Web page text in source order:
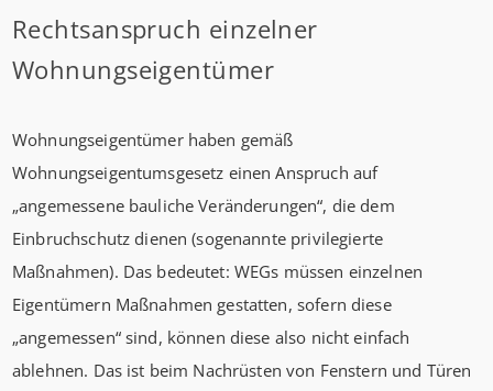
Rechtsanspruch einzelner
Wohnungseigentümer
Wohnungseigentümer haben gemäß
Wohnungseigentumsgesetz einen Anspruch auf
„angemessene bauliche Veränderungen“, die dem
Einbruchschutz dienen (sogenannte privilegierte
Maßnahmen). Das bedeutet: WEGs müssen einzelnen
Eigentümern Maßnahmen gestatten, sofern diese
„angemessen“ sind, können diese also nicht einfach
ablehnen. Das ist beim Nachrüsten von Fenstern und Türen